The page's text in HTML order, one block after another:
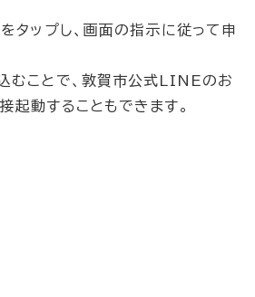
をタップし、画面の指示に従って申
むことで、敦賀市公式LINEのお
起動することもできます。